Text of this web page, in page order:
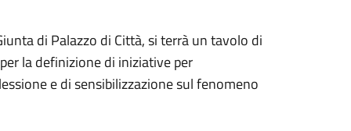
di Palazzo di Città, si terrà un tavolo di
la definizione di iniziative per
e di sensibilizzazione sul fenomeno